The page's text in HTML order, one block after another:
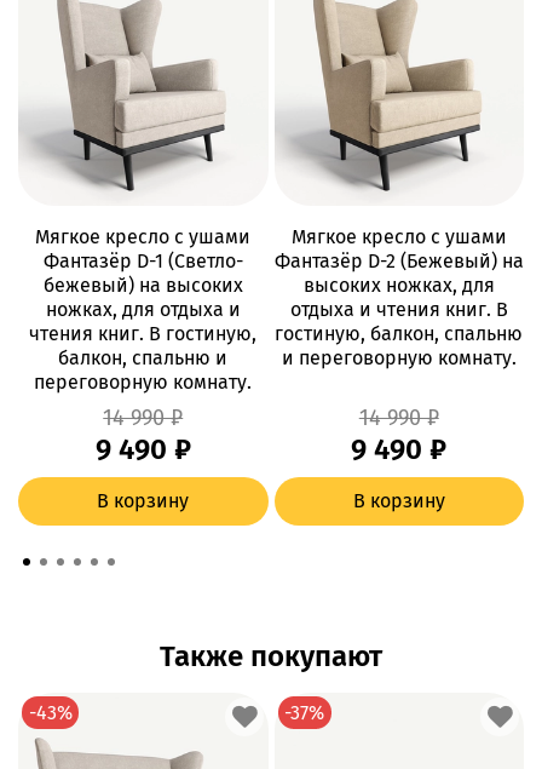
Мягкое кресло с ушами
Фантазёр D-1 (Светло-
бежевый) на высоких
ножках, для отдыха и
чтения книг. В гостиную,
балкон, спальню и
переговорную комнату.
14 990 ₽
9 490 ₽
В корзину
Мягкое кресло с ушами
Фантазёр D-2 (Бежевый) на
высоких ножках, для
отдыха и чтения книг. В
гостиную, балкон, спальню
и переговорную комнату.
14 990 ₽
9 490 ₽
В корзину
Также покупают
-43% -37%